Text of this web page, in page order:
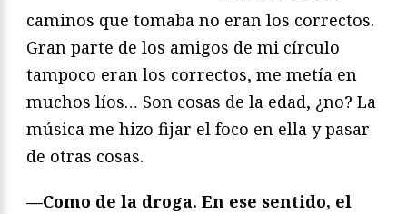
caminos que tomaba no eran los correctos.
Gran parte de los amigos de mi círculo
tampoco eran los correctos, me metía en
muchos líos… Son cosas de la edad, ¿no? La
música me hizo fijar el foco en ella y pasar
de otras cosas.
—Como de la droga. En ese sentido, el